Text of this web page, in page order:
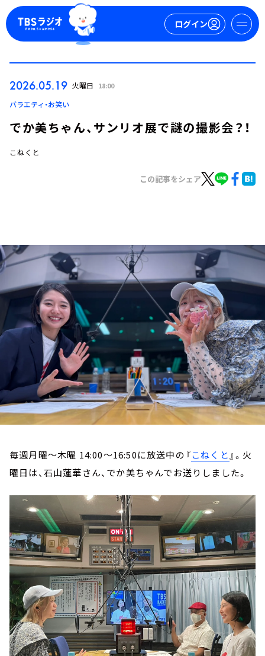
ログイン
ログイン
トピックス
TBS Podcast
お知らせ
イベント・グッズ
YouTube
会社情報
2026.05.19 火曜日 18:00
バラエティ・お笑い
でか美ちゃん、サンリオ展で謎の撮影会？！
こねくと
この記事をシェア
毎週月曜～木曜 14:00～16:50に放送中の『こねくと』。火
曜日は、石山蓮華さん、でか美ちゃんでお送りしました。